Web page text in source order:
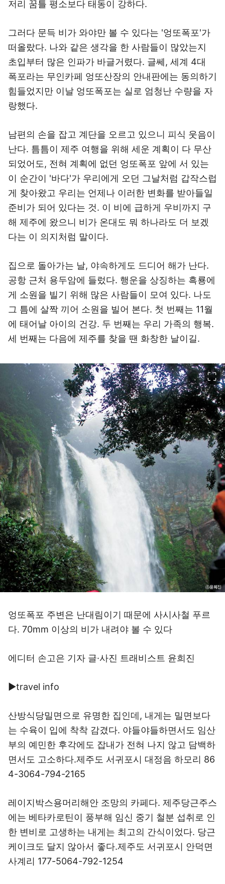
저리 꿈틀 평소보다 태동이 강하다.
그러다 문득 비가 와야만 볼 수 있다는 '엉또폭포'가
떠올랐다. 나와 같은 생각을 한 사람들이 많았는지
초입부터 많은 인파가 바글거렸다. 글쎄, 세계 4대
폭포라는 무인카페 엉또산장의 안내판에는 동의하기
힘들었지만 이날 엉또폭포는 실로 엄청난 수량을 자
랑했다.
남편의 손을 잡고 계단을 오르고 있으니 피식 웃음이
난다. 틈틈이 제주 여행을 위해 세운 계획이 다 무산
되었어도, 전혀 계획에 없던 엉또폭포 앞에 서 있는
이 순간이 '바다'가 우리에게 오던 그날처럼 갑작스럽
게 찾아왔고 우리는 언제나 이러한 변화를 받아들일
준비가 되어 있다는 것. 이 비에 급하게 우비까지 구
해 제주에 왔으니 비가 온대도 뭐 하나라도 더 보겠
다는 이 의지처럼 말이다.
집으로 돌아가는 날, 야속하게도 드디어 해가 난다.
공항 근처 용두암에 들렀다. 행운을 상징하는 흑룡에
게 소원을 빌기 위해 많은 사람들이 모여 있다. 나도
그 틈에 살짝 끼어 소원을 빌어 본다. 첫 번째는 11월
에 태어날 아이의 건강. 두 번째는 우리 가족의 행복.
세 번째는 다음에 제주를 찾을 땐 화창한 날이길.
엉또폭포 주변은 난대림이기 때문에 사시사철 푸르
다. 70mm 이상의 비가 내려야 볼 수 있다
에디터 손고은 기자 글·사진 트래비스트 윤희진
▶travel info
산방식당밀면으로 유명한 집인데, 내게는 밀면보다
는 수육이 입에 착착 감겼다. 야들야들하면서도 임산
부의 예민한 후각에도 잡내가 전혀 나지 않고 담백하
면서도 고소하다.제주도 서귀포시 대정음 하모리 86
4-3064-794-2165
레이지박스용머리해안 조망의 카페다. 제주당근주스
에는 베타카로틴이 풍부해 임신 중기 철분 섭취로 인
한 변비로 고생하는 내게는 최고의 간식이었다. 당근
케이크도 달지 않아서 좋다.제주도 서귀포시 안덕면
사계리 177-5064-792-1254